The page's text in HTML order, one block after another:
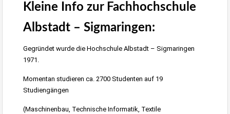
Kleine Info zur Fachhochschule
Albstadt – Sigmaringen:
Gegründet wurde die Hochschule Albstadt – Sigmaringen
1971.
Momentan studieren ca. 2700 Studenten auf 19
Studiengängen
(Maschinenbau, Technische Informatik, Textile